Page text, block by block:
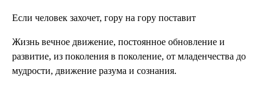
Если человек захочет, гору на гору поставит
Жизнь вечное движение, постоянное обновление и
развитие, из поколения в поколение, от младенчества до
мудрости, движение разума и сознания.